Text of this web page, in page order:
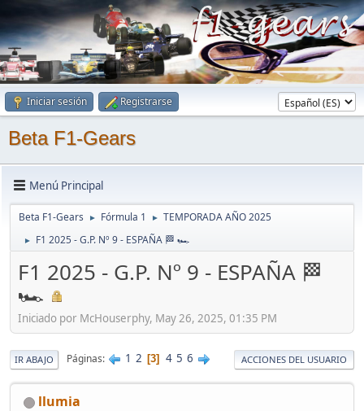
Iniciar sesión Registrarse
Beta F1-Gears
Menú Principal
Beta F1-Gears ► Fórmula 1 ► TEMPORADA AÑO 2025
► F1 2025 - G.P. Nº 9 - ESPAÑA 🏁 🏎
F1 2025 - G.P. Nº 9 - ESPAÑA 🏁
🏎
Iniciado por McHouserphy, May 26, 2025, 01:35 PM
IR ABAJO Páginas 1 2 3 4 5 6 ACCIONES DEL USUARIO
llumia